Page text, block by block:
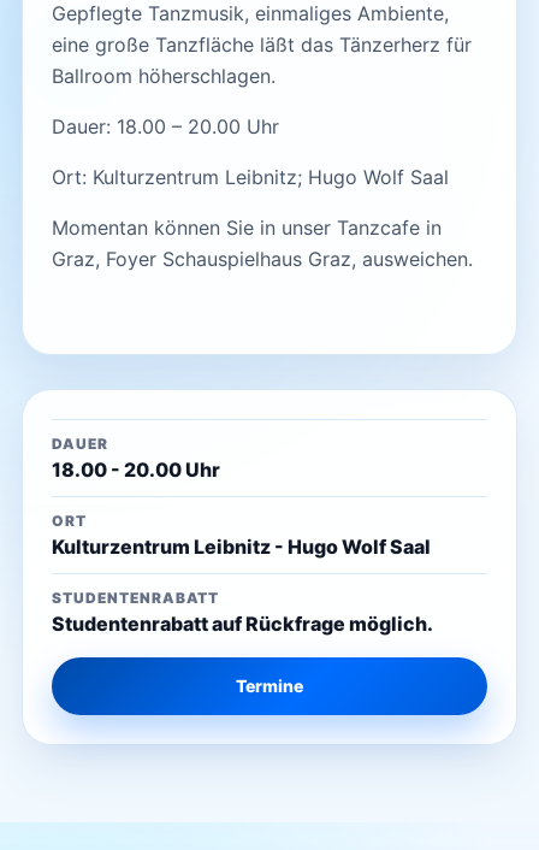
Gepflegte Tanzmusik, einmaliges Ambiente,
eine große Tanzfläche läßt das Tänzerherz für
Ballroom höherschlagen.
Dauer: 18.00 – 20.00 Uhr
Ort: Kulturzentrum Leibnitz; Hugo Wolf Saal
Momentan können Sie in unser Tanzcafe in
Graz, Foyer Schauspielhaus Graz, ausweichen.
DAUER
18.00 - 20.00 Uhr
ORT
Kulturzentrum Leibnitz - Hugo Wolf Saal
STUDENTENRABATT
Studentenrabatt auf Rückfrage möglich.
Termine